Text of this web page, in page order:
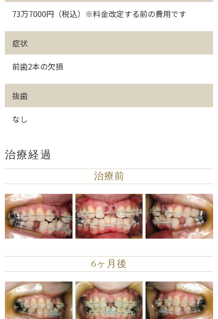
73万7000円（税込）※料金改定する前の費用です
症状
前歯2本の欠損
抜歯
なし
治療経過
治療前
6ヶ月後